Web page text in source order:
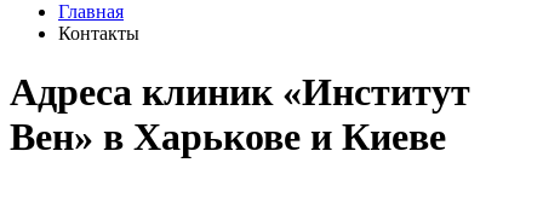
Главная
Контакты
Адреса клиник «Институт
Вен» в Харькове и Киеве